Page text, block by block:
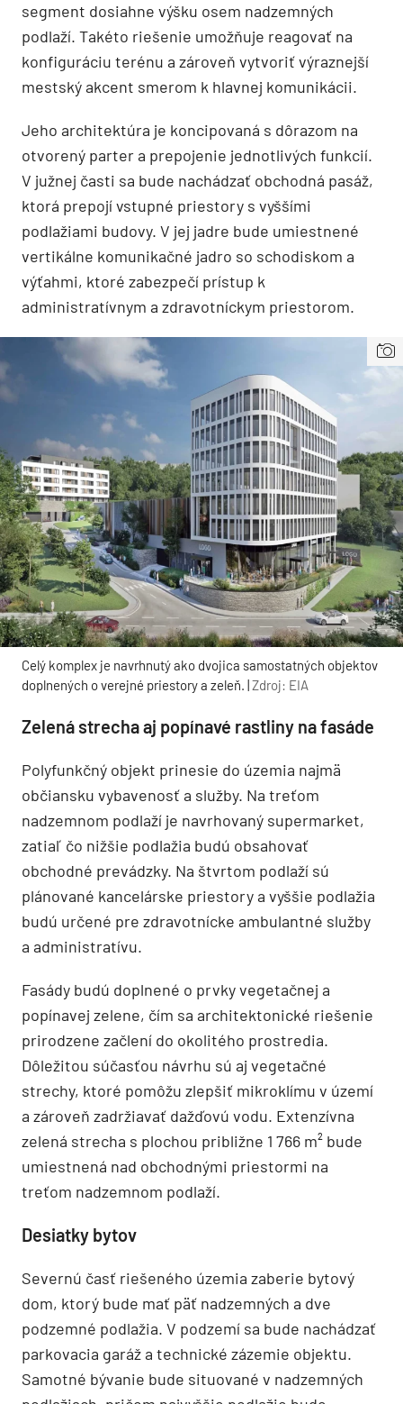
segment dosiahne výšku osem nadzemných
podlaží. Takéto riešenie umožňuje reagovať na
konfiguráciu terénu a zároveň vytvoriť výraznejší
mestský akcent smerom k hlavnej komunikácii.
Jeho architektúra je koncipovaná s dôrazom na
otvorený parter a prepojenie jednotlivých funkcií.
V južnej časti sa bude nachádzať obchodná pasáž,
ktorá prepojí vstupné priestory s vyššími
podlažiami budovy. V jej jadre bude umiestnené
vertikálne komunikačné jadro so schodiskom a
výťahmi, ktoré zabezpečí prístup k
administratívnym a zdravotníckym priestorom.
Celý komplex je navrhnutý ako dvojica samostatných objektov
doplnených o verejné priestory a zeleň. |Zdroj: EIA
Zelená strecha aj popínavé rastliny na fasáde
Polyfunkčný objekt prinesie do územia najmä
občiansku vybavenosť a služby. Na treťom
nadzemnom podlaží je navrhovaný supermarket,
zatiaľ čo nižšie podlažia budú obsahovať
obchodné prevádzky. Na štvrtom podlaží sú
plánované kancelárske priestory a vyššie podlažia
budú určené pre zdravotnícke ambulantné služby
a administratívu.
Fasády budú doplnené o prvky vegetačnej a
popínavej zelene, čím sa architektonické riešenie
prirodzene začlení do okolitého prostredia.
Dôležitou súčasťou návrhu sú aj vegetačné
strechy, ktoré pomôžu zlepšiť mikroklímu v území
a zároveň zadržiavať dažďovú vodu. Extenzívna
zelená strecha s plochou približne 1 766 m² bude
umiestnená nad obchodnými priestormi na
treťom nadzemnom podlaží.
Desiatky bytov
Severnú časť riešeného územia zaberie bytový
dom, ktorý bude mať päť nadzemných a dve
podzemné podlažia. V podzemí sa bude nachádzať
parkovacia garáž a technické zázemie objektu.
Samotné bývanie bude situované v nadzemných